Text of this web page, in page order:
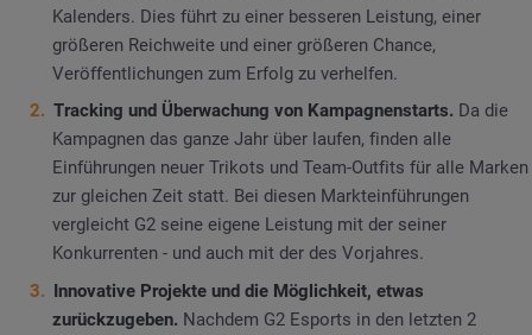
Kalenders. Dies führt zu einer besseren Leistung, einer
größeren Reichweite und einer größeren Chance,
Veröffentlichungen zum Erfolg zu verhelfen.
Tracking und Überwachung von Kampagnenstarts. Da die
Kampagnen das ganze Jahr über laufen, finden alle
Einführungen neuer Trikots und Team-Outfits für alle Marken
zur gleichen Zeit statt. Bei diesen Markteinführungen
vergleicht G2 seine eigene Leistung mit der seiner
Konkurrenten - und auch mit der des Vorjahres.
Innovative Projekte und die Möglichkeit, etwas
zurückzugeben. Nachdem G2 Esports in den letzten 2